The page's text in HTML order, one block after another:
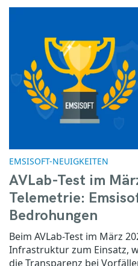
EMSISOFT-NEUIGKEITEN
AVLab-Test im
Telemetrie:
Bedrohungen
Beim AVLab-Test im März
Infrastruktur zum Einsatz,
die Transparenz bei